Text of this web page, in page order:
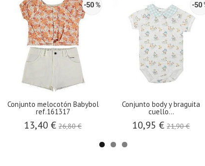
-50 %
Conjunto melocotón Babybol
ref.161317
13,40 €26,80 €
-50
Conjunto body y braguita
cuello...
10,95 €21,90 €